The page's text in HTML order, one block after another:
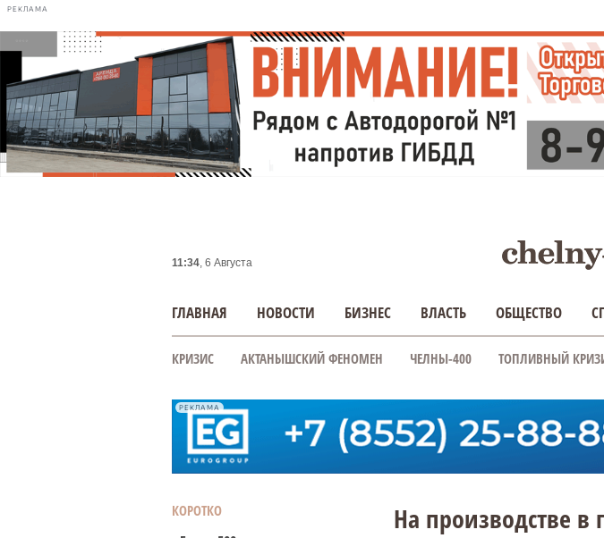
РЕКЛАМА
11:34, 6 Августа
ГЛАВНАЯ НОВОСТИ БИЗНЕС ВЛАСТЬ ОБЩЕСТВО
КРИЗИС АКТАНЫШСКИЙ ФЕНОМЕН ЧЕЛНЫ-400 ТОПЛИВНЫЙ
РЕКЛАМА
КОРОТКО На производстве в